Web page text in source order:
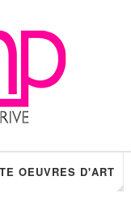
OEUVRES D'ART